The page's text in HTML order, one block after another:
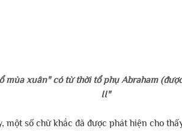
mùa xuân" có từ thời tổ phụ Abraham
II"
một số chữ khắc đã được phát hiện cho